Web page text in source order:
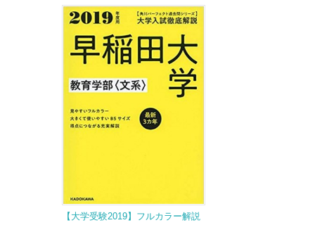
【大学受験2019】フルカラー解説